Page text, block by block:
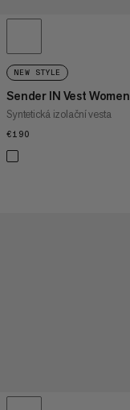
NEW STYLE
Sender IN Vest Women
Syntetická izolační vesta
€190